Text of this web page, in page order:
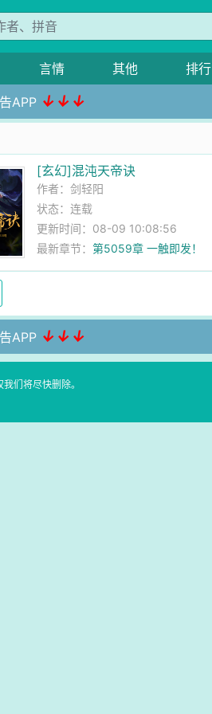
言情 其他 排行
APP ↓↓↓
[玄幻]混沌天帝诀
作者： 剑轻阳
状态：连载
更新时间：08-09 10:08:56
最新章节： 第5059章 一触即发！
APP ↓↓↓
们将尽快删除。